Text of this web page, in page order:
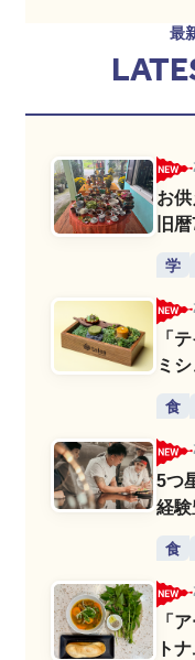
最
お
旧
学
「
ミ
食
5つ
経
食
「
ト